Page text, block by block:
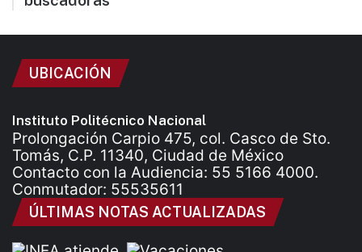
UBICACIÓN
Instituto Politécnico Nacional
Prolongación Carpio 475, col. Casco de Sto.
Tomás, C.P. 11340, Ciudad de México
Contacto con la Audiencia: 55 5166 4000.
Conmutador: 55535611
ÚLTIMAS NOTAS ACTUALIZADAS